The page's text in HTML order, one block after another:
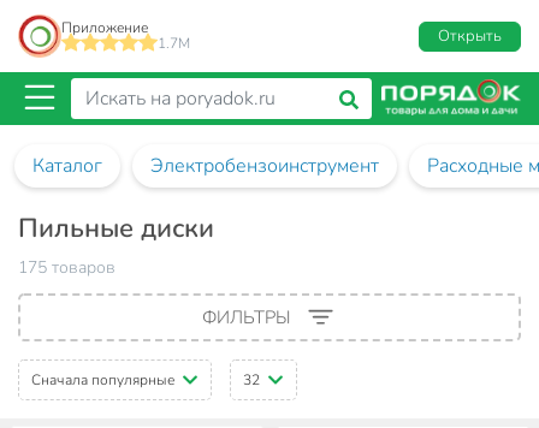
Приложение
1.7M
Открыть
Каталог Электробензоинструмент Расходные
Пильные диски
175 товаров
ФИЛЬТРЫ
Сначала популярные 32